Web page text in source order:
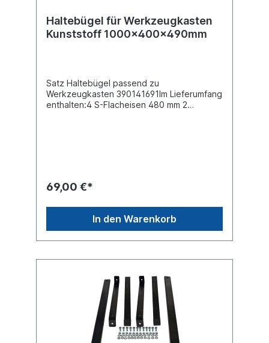
Haltebügel für Werkzeugkasten
Kunststoff 1000x400x490mm
Satz Haltebügel passend zu
Werkzeugkasten 390141691Im Lieferumfang
enthalten:4 S-Flacheisen 480 mm 2
69,00 €*
In den Warenkorb